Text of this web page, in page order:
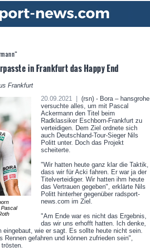
in Frankfurt das Happy End
Frankfurt
20.09.2021 |
(rsn) - Bora – hansgrohe
versuchte alles, um mit Pascal
Ackermann den Titel beim
Radklassiker Eschborn-Frankfurt zu
verteidigen. Dem Ziel ordnete sich
auch Deutschland-Tour-Sieger Nils
Politt unter. Doch das Projekt
scheiterte.
"Wir hatten heute ganz klar die Taktik,
dass wir für Acki fahren. Er war ja der
Titelverteidiger. Wir hatten ihm heute
das Vertrauen gegeben", erklärte Nils
Politt hinterher gegenüber radsport-
news.com im Ziel.
"Am Ende war es nicht das Ergebnis,
das wir uns erhofft hatten. Ich denke,
eingebaut, wie er sagt. Es sollte heute nicht sein.
Rennen gefahren und können zufrieden sein",